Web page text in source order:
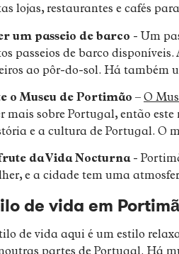
lojas, restaurantes e cafés
um passeio de barco - Um
passeios de barco
ao pôr-do-sol. Há também
o Museu de Portimão – O
mais sobre Portugal, então
e a cultura de Portugal. O
da Vida Nocturna-
e a cidade tem uma
de vida em
de vida aqui é um estilo